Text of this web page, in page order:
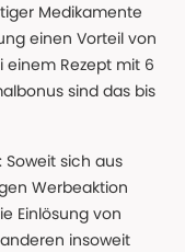
Medikamente
einen Vorteil von
einem Rezept mit 6
sind das bis
sich aus
Werbeaktion
Einlösung von
insoweit